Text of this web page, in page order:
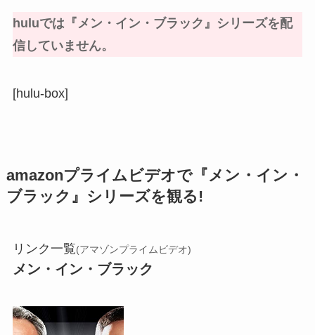
huluでは『メン・イン・ブラック』シリーズを配
信していません。
[hulu-box]
amazonプライムビデオで『メン・イン・
ブラック』シリーズを観る!
リンク一覧(アマゾンプライムビデオ)
メン・イン・ブラック